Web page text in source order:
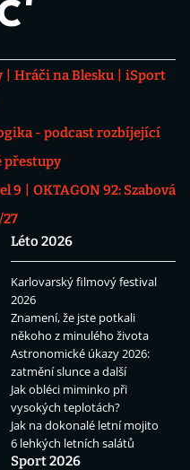
Hráči na Blesku
iSport
- podcast rozbíjející
přestupy
9
OKTAGON 92: Szabová
27
Léto 2026
Karlovarský filmový festival
2026
Znamení, že jste potkali
někoho z minulého života
Astronomické úkazy 2026:
zatmění slunce a další
Jak obléci miminko při
vysokých teplotách?
Jak na dokonalé letní mojito
6 lehkých letních salátů
Sport 2026